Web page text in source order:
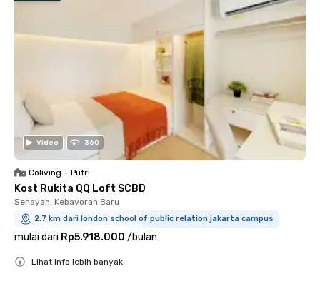
Video 360
Coliving • Putri
Kost Rukita QQ Loft SCBD
Senayan, Kebayoran Baru
2.7 km dari london school of public relation jakarta campus
mulai dari Rp5.918.000 /bulan
Lihat info lebih banyak